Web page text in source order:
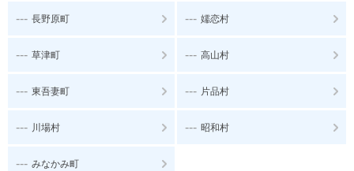
--- 長野原町 --- 嬬恋村
--- 草津町 --- 高山村
--- 東吾妻町 --- 片品村
--- 川場村 --- 昭和村
--- みなかみ町